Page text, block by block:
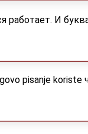
работает. И
pisanje koriste